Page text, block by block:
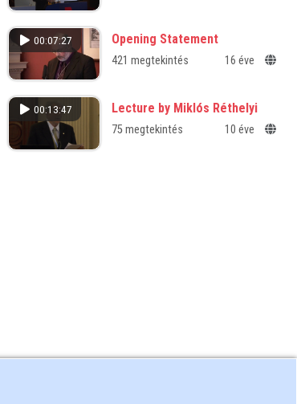
00:07:27 Opening Statement
421 megtekintés 16 éve
00:13:47 Lecture by Miklós Réthelyi
75 megtekintés 10 éve